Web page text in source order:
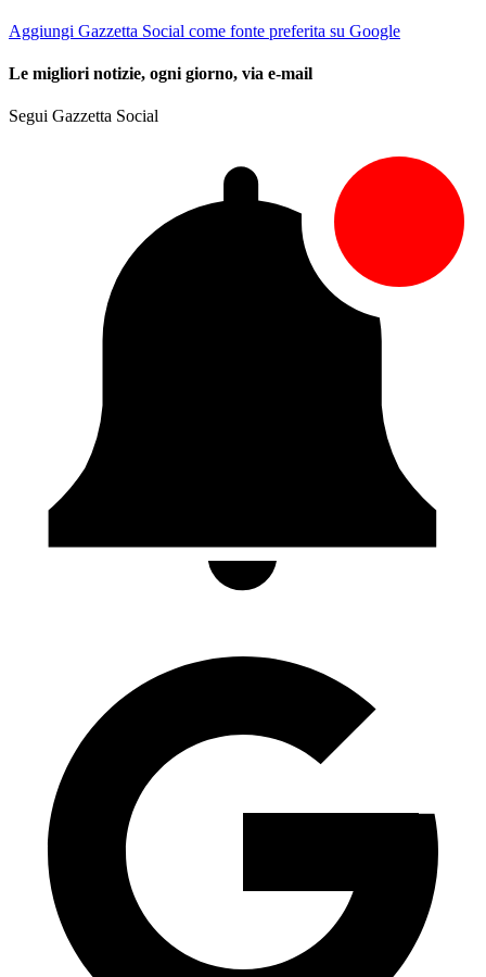
Aggiungi Gazzetta Social come fonte preferita su Google
Le migliori notizie, ogni giorno, via e-mail
Segui Gazzetta Social